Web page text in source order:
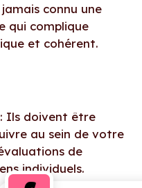
connu une
qui complique
et cohérent.
Ils doivent être
au sein de votre
de
individuels.